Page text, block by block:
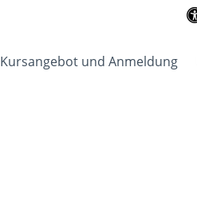
Kursangebot und Anmeldung